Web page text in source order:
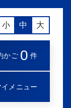
小 中 大
かご 0 件
イメニュー